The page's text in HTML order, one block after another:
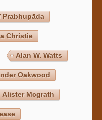
Prabhupāda
Christie
Alan W. Watts
Oakwood
Alister Mcgrath